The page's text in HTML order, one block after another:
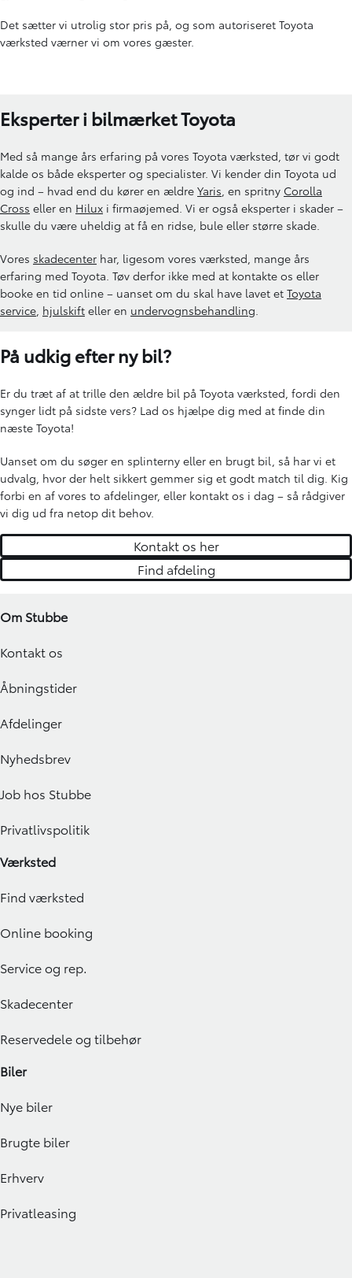
Det sætter vi utrolig stor pris på, og som autoriseret Toyota
værksted værner vi om vores gæster.
Eksperter i bilmærket Toyota
Med så mange års erfaring på vores Toyota værksted, tør vi godt
kalde os både eksperter og specialister. Vi kender din Toyota ud
og ind – hvad end du kører en ældre Yaris , en spritny Corolla
Cross eller en Hilux i firmaøjemed. Vi er også eksperter i skader –
skulle du være uheldig at få en ridse, bule eller større skade.
Vores skadecenter har, ligesom vores værksted, mange års
erfaring med Toyota. Tøv derfor ikke med at kontakte os eller
booke en tid online – uanset om du skal have lavet et Toyota
service hjulskift eller en undervognsbehandling
På udkig efter ny bil?
Er du træt af at trille den ældre bil på Toyota værksted, fordi den
synger lidt på sidste vers? Lad os hjælpe dig med at finde din
næste Toyota!
Uanset om du søger en splinterny eller en brugt bil, så har vi et
udvalg, hvor der helt sikkert gemmer sig et godt match til dig. Kig
forbi en af vores to afdelinger, eller kontakt os i dag – så rådgiver
vi dig ud fra netop dit behov.
Kontakt os her
Find afdeling
Om Stubbe
Kontakt os
Åbningstider
Afdelinger
Nyhedsbrev
Job hos Stubbe
Privatlivspolitik
Værksted
Find værksted
Online booking
Service og rep.
Skadecenter
Reservedele og tilbehør
Biler
Nye biler
Brugte biler
Erhverv
Privatleasing